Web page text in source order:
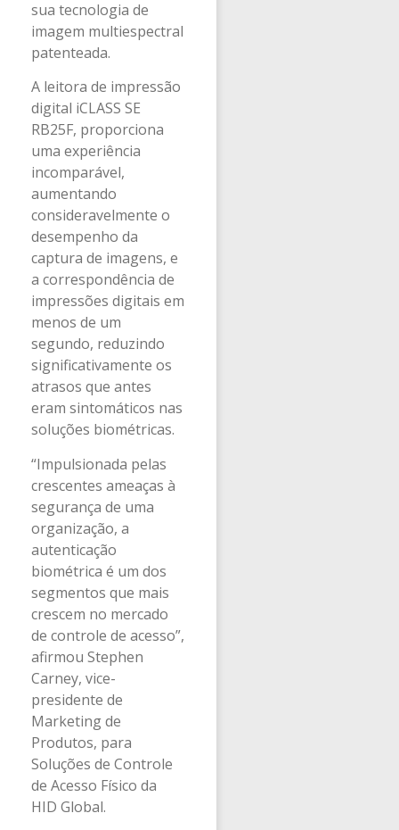
sua tecnologia de
imagem multiespectral
patenteada.
A leitora de impressão
digital iCLASS SE
RB25F, proporciona
uma experiência
incomparável,
aumentando
consideravelmente o
desempenho da
captura de imagens, e
a correspondência de
impressões digitais em
menos de um
segundo, reduzindo
significativamente os
atrasos que antes
eram sintomáticos nas
soluções biométricas.
“Impulsionada pelas
crescentes ameaças à
segurança de uma
organização, a
autenticação
biométrica é um dos
segmentos que mais
crescem no mercado
de controle de acesso”,
afirmou Stephen
Carney, vice-
presidente de
Marketing de
Produtos, para
Soluções de Controle
de Acesso Físico da
HID Global.